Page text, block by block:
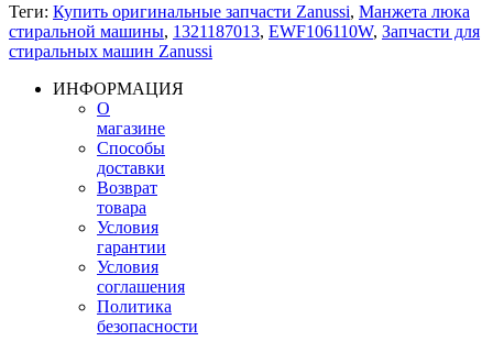
Теги: Купить оригинальные запчасти Zanussi, Манжета люка
стиральной машины, 1321187013, EWF106110W, Запчасти для
стиральных машин Zanussi
ИНФОРМАЦИЯ
О
магазине
Способы
доставки
Возврат
товара
Условия
гарантии
Условия
соглашения
Политика
безопасности